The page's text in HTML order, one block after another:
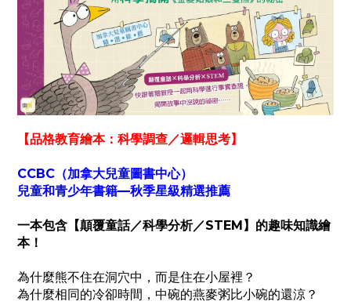
【品格教育繪本： 科學調查／邏輯思考】
CCBC（加拿大兒童圖書中心）
兒童和青少年書籍—秋季星級精選推薦
一本包含【顛覆童話／科學分析／STEM】的趣味知識繪
本！
為什麼熊不住在洞穴中，而是住在小屋裡？
為什麼相同的冷卻時間，中碗的燕麥粥比小碗的還涼？